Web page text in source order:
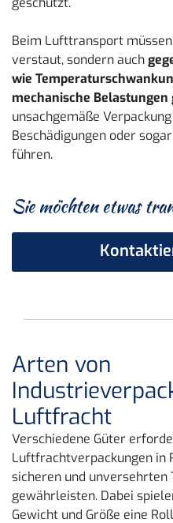
Beim Lufttransport
verstaut, sondern auch
wie
mechanische Belastungen
unsachgemäße
Beschädigungen oder
führen.
Sie möchten etwas
Arten von
Luftfracht
Verschiedene Güter
Luftfrachtverpackungen in
sicheren und
gewährleisten. Dabei
Gewicht und Größe eine